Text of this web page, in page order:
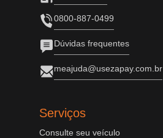
0800-887-0499
Dúvidas frequentes
meajuda@usezapay.com.br
Serviços
Consulte seu veículo